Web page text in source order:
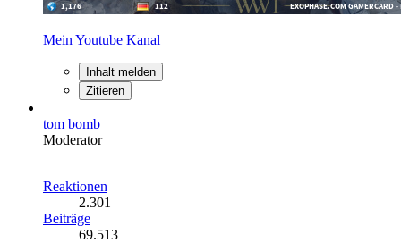
Mein Youtube Kanal
Inhalt melden
Zitieren
tom bomb
Moderator
Reaktionen
2.301
Beiträge
69.513